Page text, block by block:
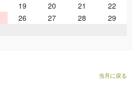
19 20 21
22
26 27 28
29
当月に戻る